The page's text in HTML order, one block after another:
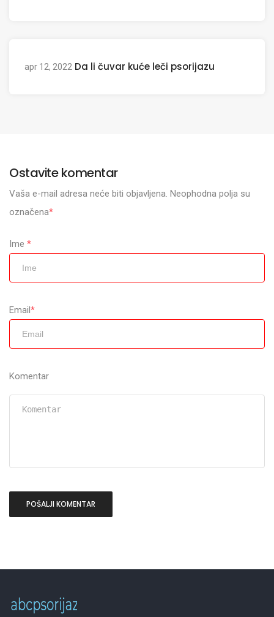
apr 12, 2022 Da li čuvar kuće leči psorijazu
Ostavite komentar
Vaša e-mail adresa neće biti objavljena. Neophodna polja su
označena*
Ime *
Email*
Komentar